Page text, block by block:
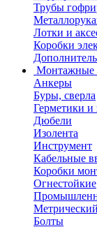
Трубы
Лотки и
Коробки
Монтажные
Анкеры
Буры, сверла
Герметики и
Дюбели
Изолента
Инструмент
Кабельные
Коробки
Огнестойкие
Болты